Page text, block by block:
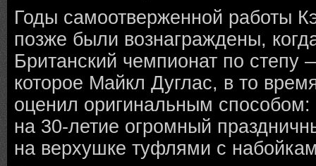
Годы самоотверженной работы
позже были вознаграждены,
Британский чемпионат по степу
которое Майкл Дуглас, в то
оценил оригинальным способом:
на 30-летие огромный
на верхушке туфлями с